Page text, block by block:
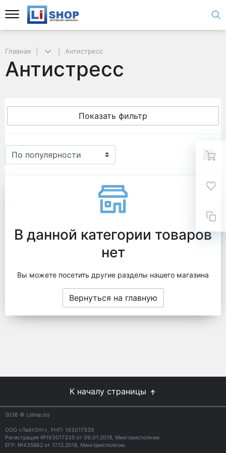
Главная Антистресс
Антистресс
Показать фильтр
В данной категории товаров
нет
Вы можете посетить другие разделы нашего магазина
Вернуться на главную
К началу страницы
2026 © Lishop.by
ООО «ЛайтОпт», УНП: 193017335
Регистрация №193017335 от 09.01.2018, Мингорисполком.
ЕГР: №435862 от 17.12.2018, Мингорисполком.